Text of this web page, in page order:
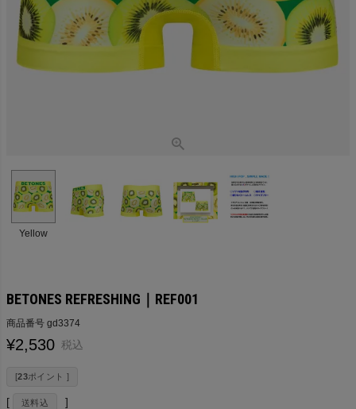
Yellow
BETONES REFRESHING｜REF001
商品番号 gd3374
¥2,530 税込
[23ポイント ]
送料込